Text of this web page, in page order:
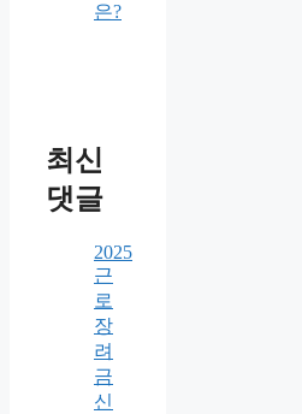
은?
최신
댓글
2025
근
로
장
려
금
신